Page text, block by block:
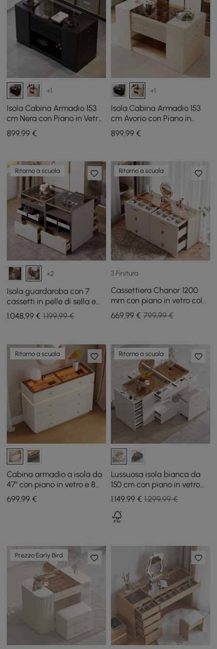
+1
Isola Cabina Armadio 153
cm Nera con Piano in Vetro
e Porta Gioielli
899,99 €
+1
Isola Cabina Armadio 153
cm Avorio con Piano in
Vetro e Porta Gioielli
899,99€
Ritorno a scuola
+2
Isola guardaroba con 7
cassetti in pelle di sella e
piano in vetro con luce e
espositore per gioielli, set
1.048,99 € 1.199,99 €
Ritorno a scuola
3 Finitura
Cassettiera Chanor 1200
mm con piano in vetro color
champagne con 6 cassetti
669,99€ 799,99 €
Ritorno a scuola
Cabina armadio a isola da
47" con piano in vetro e 8
cassetti con luce
699,99 €
Ritorno a scuola
Lussuosa isola bianca da
150 cm con piano in vetro
per cabina armadio con
postazione trucco e
espositore gioielli
1.149,99€ 1.299,99 €
Prezzo Early Bird